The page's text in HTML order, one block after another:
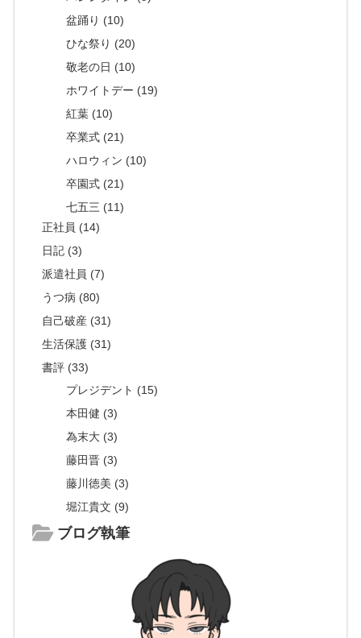
盆踊り (10)
ひな祭り (20)
敬老の日 (10)
ホワイトデー (19)
紅葉 (10)
卒業式 (21)
ハロウィン (10)
卒園式 (21)
七五三 (11)
正社員 (14)
日記 (3)
派遣社員 (7)
うつ病 (80)
自己破産 (31)
生活保護 (31)
書評 (33)
プレジデント (15)
本田健 (3)
為末大 (3)
藤田晋 (3)
藤川徳美 (3)
堀江貴文 (9)
ブログ執筆